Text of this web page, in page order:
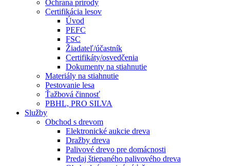
Ochrana prírody
Certifikácia lesov
Úvod
PEFC
FSC
Žiadateľ/účastník
Certifikáty/osvedčenia
Dokumenty na stiahnutie
Materiály na stiahnutie
Pestovanie lesa
Ťažbová činnosť
PBHL, PRO SILVA
Služby
Obchod s drevom
Elektronické aukcie dreva
Dražby dreva
Palivové drevo pre domácnosti
Predaj štiepaného palivového dreva